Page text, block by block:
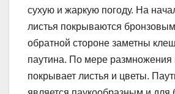
сухую и жаркую погоду. На
листья покрываются
обратной стороне заметны
паутина. По мере размножения
покрывает листья и цветы.